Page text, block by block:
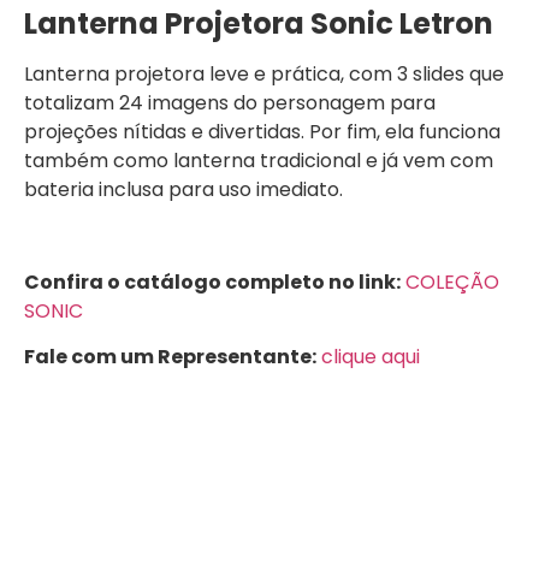
Lanterna Projetora Sonic Letron
Lanterna projetora leve e prática, com 3 slides que
totalizam 24 imagens do personagem para
projeções nítidas e divertidas. Por fim, ela funciona
também como lanterna tradicional e já vem com
bateria inclusa para uso imediato.
Confira o catálogo completo no link:COLEÇÃO
SONIC
Fale com um Representante:clique aqui